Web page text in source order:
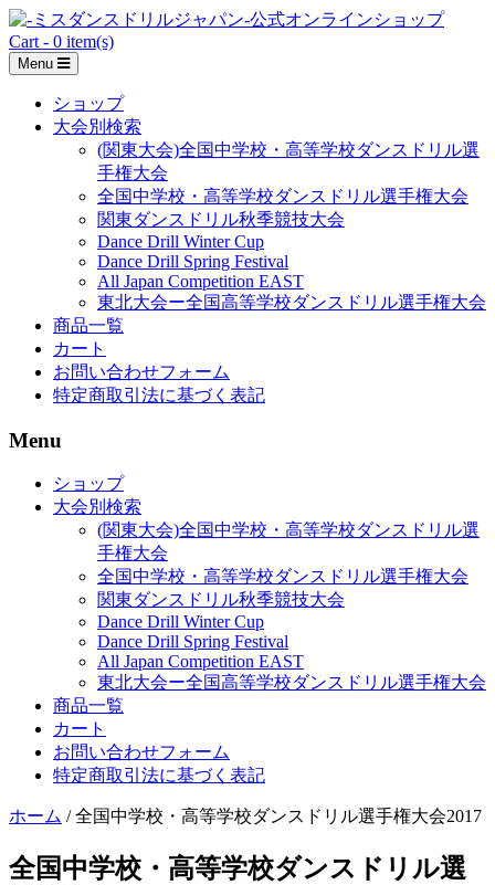
Skip
to
content
Cart - 0 item(s)
Menu
ショップ
大会別検索
(関東大会)全国中学校・高等学校ダンスドリル選
手権大会
全国中学校・高等学校ダンスドリル選手権大会
関東ダンスドリル秋季競技大会
Dance Drill Winter Cup
Dance Drill Spring Festival
All Japan Competition EAST
東北大会ー全国高等学校ダンスドリル選手権大会
商品一覧
カート
お問い合わせフォーム
特定商取引法に基づく表記
Menu
ショップ
大会別検索
(関東大会)全国中学校・高等学校ダンスドリル選
手権大会
全国中学校・高等学校ダンスドリル選手権大会
関東ダンスドリル秋季競技大会
Dance Drill Winter Cup
Dance Drill Spring Festival
All Japan Competition EAST
東北大会ー全国高等学校ダンスドリル選手権大会
商品一覧
カート
お問い合わせフォーム
特定商取引法に基づく表記
ホーム / 全国中学校・高等学校ダンスドリル選手権大会2017
全国中学校・高等学校ダンスドリル選